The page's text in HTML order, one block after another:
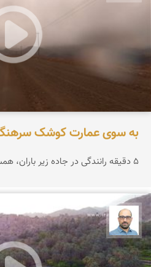
به سوی عمارت کوشک سرهنگ
۵ دقیقه رانندگی در جاده زیر باران، همسفرم شوید
بابک ارجمندی